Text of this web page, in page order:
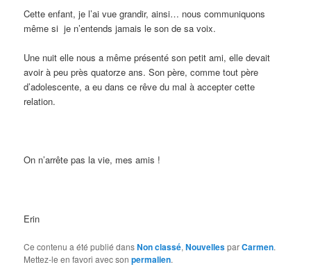
Cette enfant, je l’ai vue grandir, ainsi… nous communiquons
même si je n’entends jamais le son de sa voix.
Une nuit elle nous a même présenté son petit ami, elle devait
avoir à peu près quatorze ans. Son père, comme tout père
d’adolescente, a eu dans ce rêve du mal à accepter cette
relation.
On n’arrête pas la vie, mes amis !
Erin
Ce contenu a été publié dansNon classé,NouvellesparCarmen.
Mettez-le en favori avec sonpermalien.